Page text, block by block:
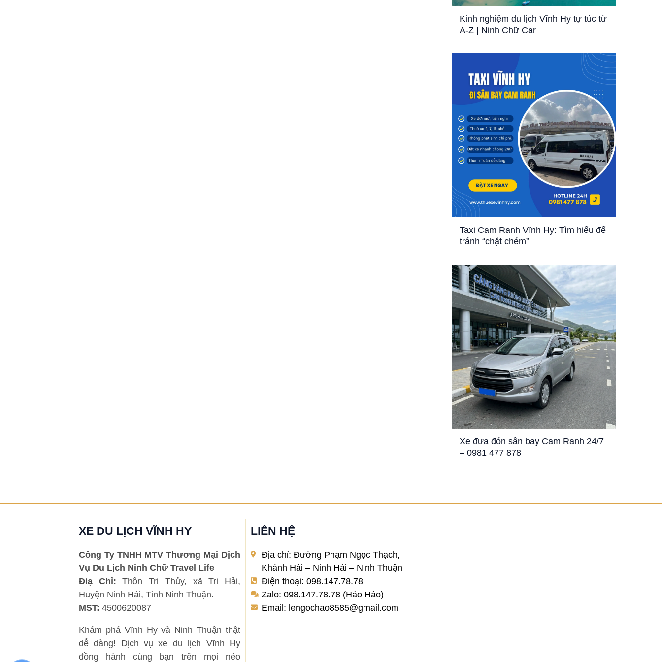
Kinh nghiệm du lịch Vĩnh Hy tự túc từ
A-Z | Ninh Chữ Car
Taxi Cam Ranh Vĩnh Hy: Tìm hiểu để
tránh “chặt chém”
Xe đưa đón sân bay Cam Ranh 24/7
– 0981 477 878
XE DU LỊCH VĨNH HY
Công Ty TNHH MTV Thương Mại Dịch
Vụ Du Lịch Ninh Chữ Travel Life
Điạ Chỉ: Thôn Tri Thủy, xã Tri Hải,
Huyện Ninh Hải, Tỉnh Ninh Thuận.
MST: 4500620087
Khám phá Vĩnh Hy và Ninh Thuận thật
dễ dàng! Dịch vụ xe du lịch Vĩnh Hy
đồng hành cùng bạn trên mọi nẻo
LIÊN HỆ
Địa chỉ: Đường Phạm Ngọc Thạch,
Khánh Hải – Ninh Hải – Ninh Thuận
Điện thoại: 098.147.78.78
Zalo: 098.147.78.78 (Hảo Hảo)
Email: lengochao8585@gmail.com